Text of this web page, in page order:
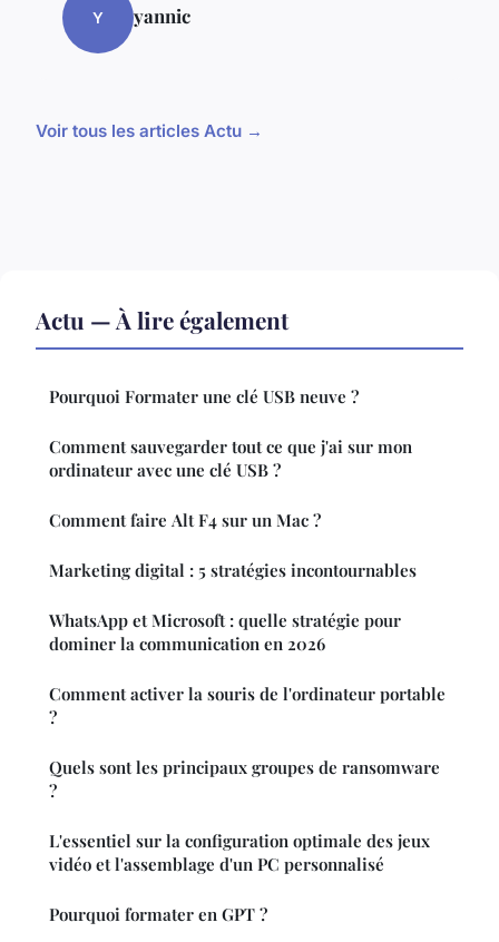
Y yannic
Voir tous les articles Actu →
Actu — À lire également
Pourquoi Formater une clé USB neuve ?
Comment sauvegarder tout ce que j'ai sur mon
ordinateur avec une clé USB ?
Comment faire Alt F4 sur un Mac ?
Marketing digital : 5 stratégies incontournables
WhatsApp et Microsoft : quelle stratégie pour
dominer la communication en 2026
Comment activer la souris de l'ordinateur portable
?
Quels sont les principaux groupes de ransomware
?
L'essentiel sur la configuration optimale des jeux
vidéo et l'assemblage d'un PC personnalisé
Pourquoi formater en GPT ?